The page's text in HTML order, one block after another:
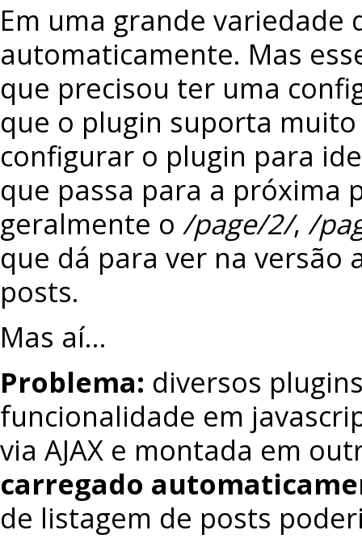
Em uma grande variedade
automaticamente. Mas
que precisou ter uma
que o plugin suporta
configurar o plugin para
que passa para a próxima
geralmente o /page/2/, /
que dá para ver na versão
posts.
Mas aí…
Problema: diversos
funcionalidade em
via AJAX e montada em
carregado
de listagem de posts